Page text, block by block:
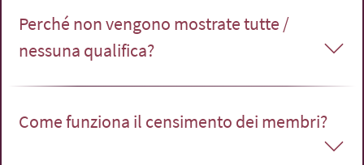
Perché non vengono mostrate tutte /
nessuna qualifica?
Come funziona il censimento dei membri?